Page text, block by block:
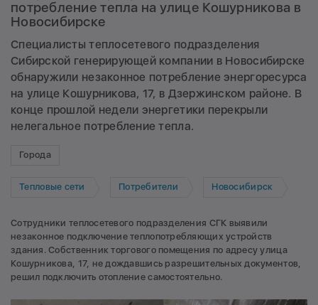
потребление тепла на улице Кошурникова в
Новосибирске
Специалисты теплосетевого подразделения
Сибирской генерирующей компании в Новосибирске
обнаружили незаконное потребление энергоресурса
на улице Кошурникова, 17, в Дзержинском районе. В
конце прошлой недели энергетики перекрыли
нелегальное потребление тепла.
Города
Тепловые сети Потребители Новосибирск
Сотрудники теплосетевого подразделения СГК выявили
незаконное подключение теплопотребляющих устройств
здания. Собственник торгового помещения по адресу улица
Кошурникова, 17, не дождавшись разрешительных документов,
решил подключить отопление самостоятельно.